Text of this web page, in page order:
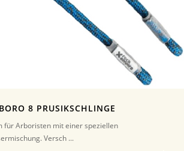
8 PRUSIKSCHLINGE
für Arboristen mit einer speziellen
Versch ...